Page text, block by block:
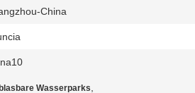
China
Wasserparks,